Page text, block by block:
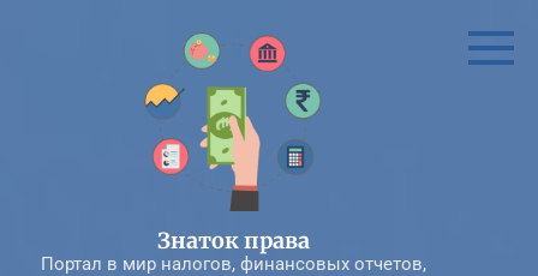
Знаток права
Портал в мир налогов, финансовых отчетов,